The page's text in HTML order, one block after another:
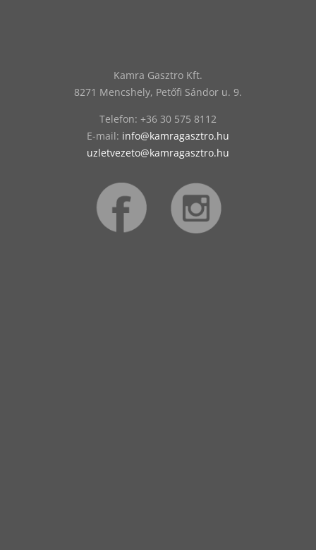
Kamra Gasztro Kft.
8271 Mencshely, Petőfi Sándor u. 9.
Telefon: ‭+36 30 575 8112
E-mail: info@kamragasztro.hu
uzletvezeto@kamragasztro.hu